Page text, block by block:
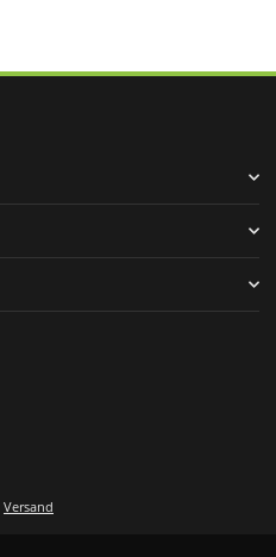
Versand